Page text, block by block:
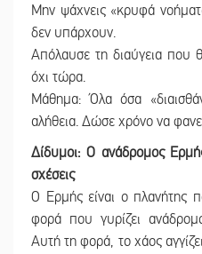
Μην ψάχνεις «κρυφά
δεν υπάρχουν.
Απόλαυσε τη διαύγεια που
όχι τώρα.
Μάθημα: Όλα όσα
αλήθεια. Δώσε χρόνο να φανεί
Δίδυμοι: Ο ανάδρομος
σχέσεις
Ο Ερμής είναι ο πλανήτης
φορά που γυρίζει
Αυτή τη φορά, το χάος